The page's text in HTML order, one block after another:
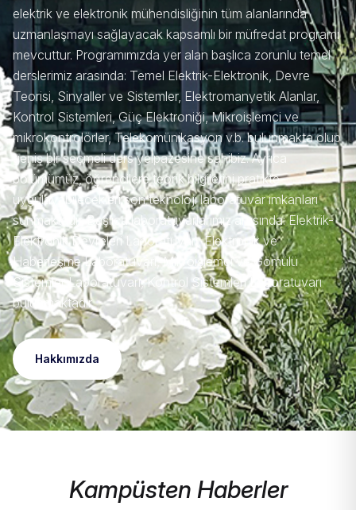
elektrik ve elektronik mühendisliğinin tüm alanlarında
uzmanlaşmayı sağlayacak kapsamlı bir müfredat programı
mevcuttur. Programımızda yer alan başlıca zorunlu temel
derslerimiz arasında: Temel Elektrik-Elektronik, Devre
Teorisi, Sinyaller ve Sistemler, Elektromanyetik Alanlar,
Kontrol Sistemleri, Güç Elektroniği, Mikroişlemci ve
mikrokontrolörler, Telekomünikasyon v.b. bulunmakta olup
geniş bir seçmeli ders yelpazesine sahibiz. Ayrıca
bölümümüz, öğrencilere teorik bilgilerini pratikte
uygulayabilecekleri son teknoloji laboratuvar imkanları
sunmaktadır. Başlıca laboratuvarlarımız arasında: Elektrik-
Elektronik Devreleri Laboratuvarı, Elektronik ve
Haberleşme Laboratuvarı, Mikroişlemci ve Gömülü
Sistemler Laboratuvarı, Kontrol Sistemleri Laboratuvarı
bulunmaktadır.
Hakkımızda
Kampüsten Haberler